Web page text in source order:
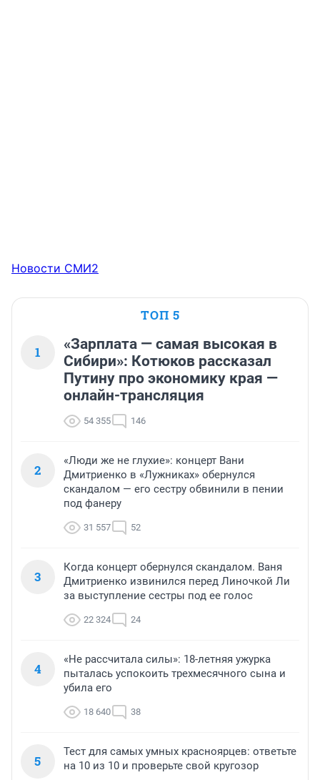
Новости СМИ2
ТОП 5
1
«Зарплата — самая высокая в
Сибири»: Котюков рассказал
Путину про экономику края —
онлайн-трансляция
54 355 146
2
«Люди же не глухие»: концерт Вани
Дмитриенко в «Лужниках» обернулся
скандалом — его сестру обвинили в пении
под фанеру
31 557 52
3
Когда концерт обернулся скандалом. Ваня
Дмитриенко извинился перед Линочкой Ли
за выступление сестры под ее голос
22 324 24
4
«Не рассчитала силы»: 18-летняя ужурка
пыталась успокоить трехмесячного сына и
убила его
18 640 38
5
Тест для самых умных красноярцев: ответьте
на 10 из 10 и проверьте свой кругозор